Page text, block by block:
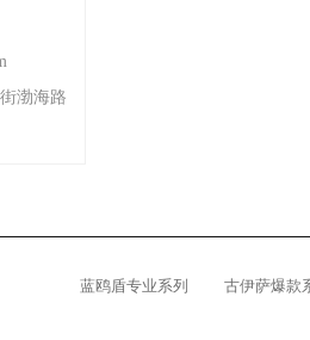
渤海路
蓝鸥盾专业系列 古伊萨爆款